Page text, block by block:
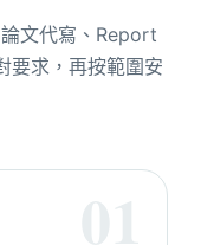
文代寫、Report
要求，再按範圍安